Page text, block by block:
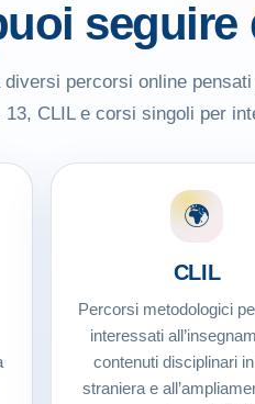
seguire
percorsi online
CLIL e corsi singoli per
🌍
CLIL
Percorsi metodologici
interessati
contenuti disciplinari
straniera e